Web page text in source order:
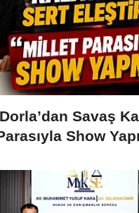
Savaş
Show